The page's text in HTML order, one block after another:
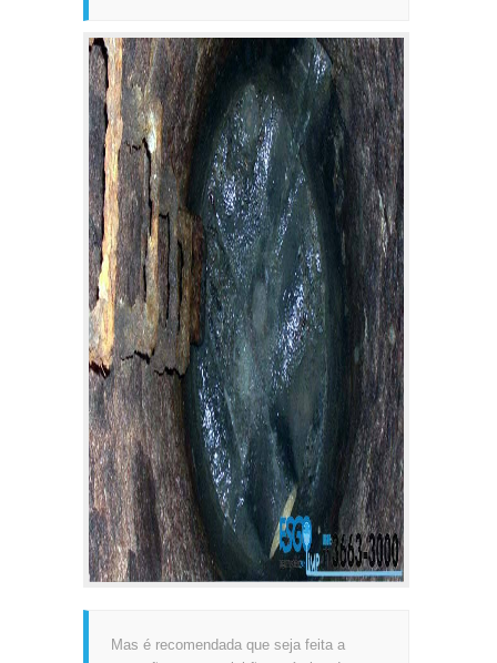
Mas é recomendada que seja feita a